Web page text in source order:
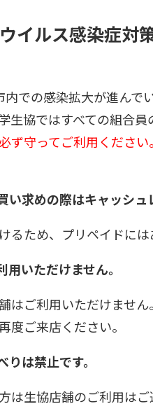
イルス感染症対
での感染拡大が進んでい
生協ではすべての組合
ず守ってご利用ください。
い求めの際はキャッシュ
るため、プリペイドに
いただけません。
はご利用いただけません。
度ご来店ください。
は禁止です。
は生協店舗のご利用はご